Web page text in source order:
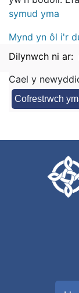
symud yma
Mynd yn ôl i'r
Dilynwch ni ar:
Cael y
Cofrestrwch